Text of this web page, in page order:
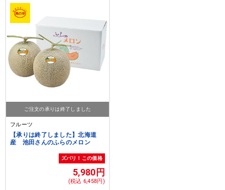
ご注文の承りは終了しました
フルーツ
【承りは終了しました】北海道
産 池田さんのふらのメロン
ズバリ！この価格
5,980円
(税込 6,458円)